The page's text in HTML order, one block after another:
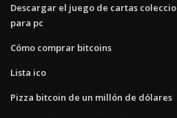
Descargar el juego de cartas
para pc
Cómo comprar bitcoins
Lista ico
Pizza bitcoin de un millón de dólares